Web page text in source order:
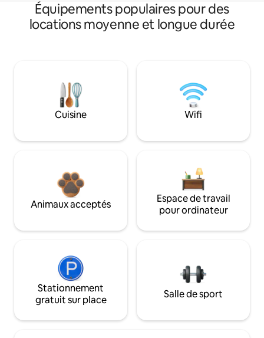
Équipements populaires pour des
locations moyenne et longue durée
Cuisine Wifi
Animaux acceptés
Espace de travail
pour ordinateur
Stationnement
gratuit sur place
Salle de sport